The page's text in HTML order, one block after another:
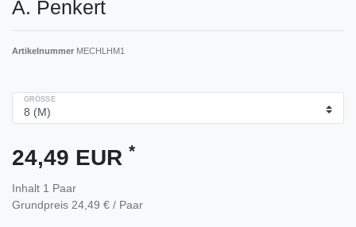
A. Penkert
Artikelnummer MECHLHM1
GRÖSSE
24,49 EUR *
Inhalt 1 Paar
Grundpreis 24,49 € / Paar